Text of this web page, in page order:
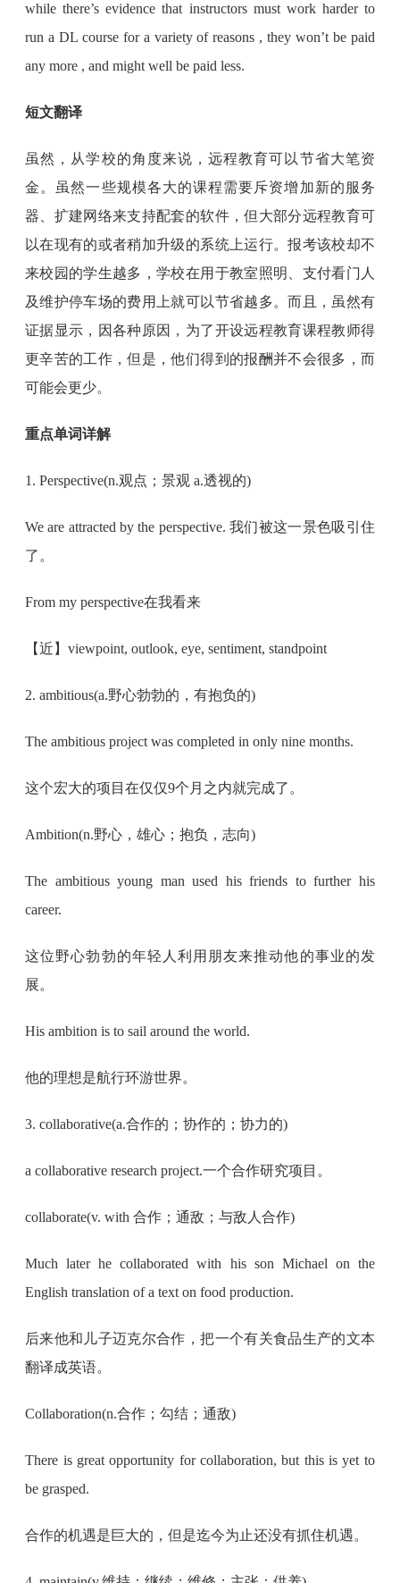
while there’s evidence that instructors must work harder to
run a DL course for a variety of reasons , they won’t be paid
any more , and might well be paid less.
短文翻译
虽然，从学校的角度来说，远程教育可以节省大笔资
金。虽然一些规模各大的课程需要斥资增加新的服务
器、扩建网络来支持配套的软件，但大部分远程教育可
以在现有的或者稍加升级的系统上运行。报考该校却不
来校园的学生越多，学校在用于教室照明、支付看门人
及维护停车场的费用上就可以节省越多。而且，虽然有
证据显示，因各种原因，为了开设远程教育课程教师得
更辛苦的工作，但是，他们得到的报酬并不会很多，而
可能会更少。
重点单词详解
1. Perspective(n.观点；景观 a.透视的)
We are attracted by the perspective. 我们被这一景色吸引住
了。
From my perspective在我看来
【近】viewpoint, outlook, eye, sentiment, standpoint
2. ambitious(a.野心勃勃的，有抱负的)
The ambitious project was completed in only nine months.
这个宏大的项目在仅仅9个月之内就完成了。
Ambition(n.野心，雄心；抱负，志向)
The ambitious young man used his friends to further his
career.
这位野心勃勃的年轻人利用朋友来推动他的事业的发
展。
His ambition is to sail around the world.
他的理想是航行环游世界。
3. collaborative(a.合作的；协作的；协力的)
a collaborative research project.一个合作研究项目。
collaborate(v. with 合作；通敌；与敌人合作)
Much later he collaborated with his son Michael on the
English translation of a text on food production.
后来他和儿子迈克尔合作，把一个有关食品生产的文本
翻译成英语。
Collaboration(n.合作；勾结；通敌)
There is great opportunity for collaboration, but this is yet to
be grasped.
合作的机遇是巨大的，但是迄今为止还没有抓住机遇。